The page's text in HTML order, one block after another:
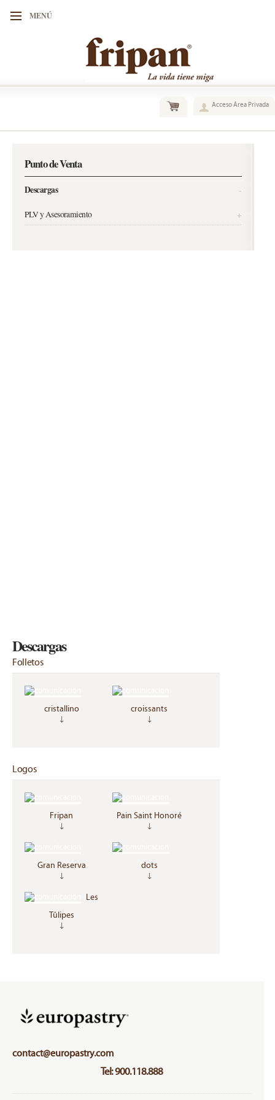
MENÚ
Acceso Área Privada
Punto de Venta
Descargas -
PLV y Asesoramiento +
Descargas
Folletos
cristallino
↓
croissants
↓
Logos
Fripan
↓
Pain Saint Honoré
↓
Gran Reserva
↓
dots
↓
Les
Tûlipes
↓
contact@europastry.com
Tel: 900.118.888